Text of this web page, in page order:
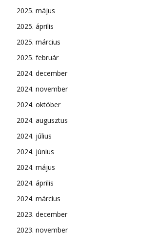
2025. május
2025. április
2025. március
2025. február
2024. december
2024. november
2024. október
2024. augusztus
2024. július
2024. június
2024. május
2024. április
2024. március
2023. december
2023. november